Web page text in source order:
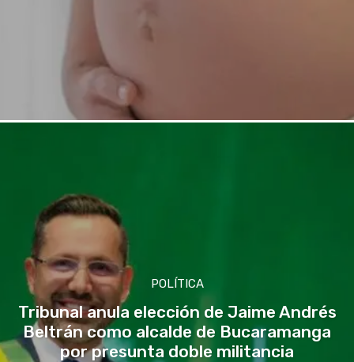
POLÍTICA
Tribunal anula elección de Jaime Andrés
Beltrán como alcalde de Bucaramanga
por presunta doble militancia